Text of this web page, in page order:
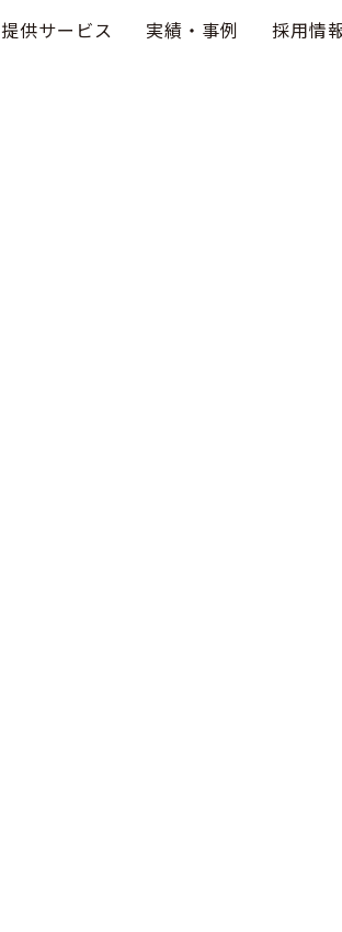
提供サービス 実績・事例 採用情